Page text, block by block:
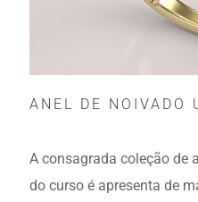
ANEL DE NOIVADO
A consagrada coleção de
do curso é apresenta de